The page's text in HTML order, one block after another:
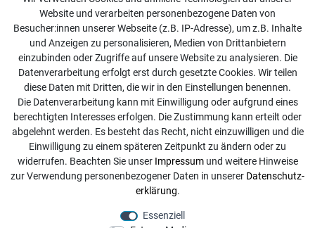
Kontakt
Online Retourenservice
Kontakt
info@dachdecker-shop.de
+49 3501 507295
Montag - Freitag, 08:00 - 16:00
Anrufe aus dem dt. Festnetz zum Ortstarif, Preise aus dem
Mobilfunknetz ggf. abweichend (abhängig vom Provider).
Website und verarbeiten personenbezogene Daten von
Besucher:innen unserer Webseite (z.B. IP-Adresse), um z.B. Inhalte
und Anzeigen zu personalisieren, Medien von Drittanbietern
einzubinden oder Zugriffe auf unsere Website zu analysieren. Die
Datenverarbeitung erfolgt erst durch gesetzte Cookies. Wir teilen
diese Daten mit Dritten, die wir in den Einstellungen benennen.
Die Datenverarbeitung kann mit Einwilligung oder aufgrund eines
berechtigten Interesses erfolgen. Die Zustimmung kann erteilt oder
abgelehnt werden. Es besteht das Recht, nicht einzuwilligen und die
Einwilligung zu einem späteren Zeitpunkt zu ändern oder zu
widerrufen. Beachten Sie unser Impressumund weitere Hinweise
zur Verwendung personenbezogener Daten in unserer Daten­schutz­
erklärung.
Essenziell